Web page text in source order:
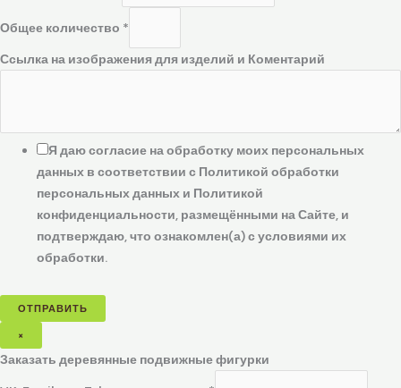
Общее количество *
Ссылка на изображения для изделий и Коментарий
Я даю согласие на обработку моих персональных
данных в соответствии с Политикой обработки
персональных данных и Политикой
конфиденциальности, размещёнными на Сайте, и
подтверждаю, что ознакомлен(а) с условиями их
обработки.
ОТПРАВИТЬ
×
Заказать деревянные подвижные фигурки